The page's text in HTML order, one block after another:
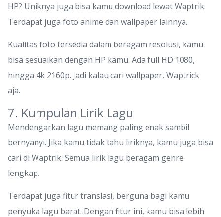
HP? Uniknya juga bisa kamu download lewat Waptrik.
Terdapat juga foto anime dan wallpaper lainnya.
Kualitas foto tersedia dalam beragam resolusi, kamu
bisa sesuaikan dengan HP kamu. Ada full HD 1080,
hingga 4k 2160p. Jadi kalau cari wallpaper, Waptrick
aja.
7. Kumpulan Lirik Lagu
Mendengarkan lagu memang paling enak sambil
bernyanyi. Jika kamu tidak tahu liriknya, kamu juga bisa
cari di Waptrik. Semua lirik lagu beragam genre
lengkap.
Terdapat juga fitur translasi, berguna bagi kamu
penyuka lagu barat. Dengan fitur ini, kamu bisa lebih